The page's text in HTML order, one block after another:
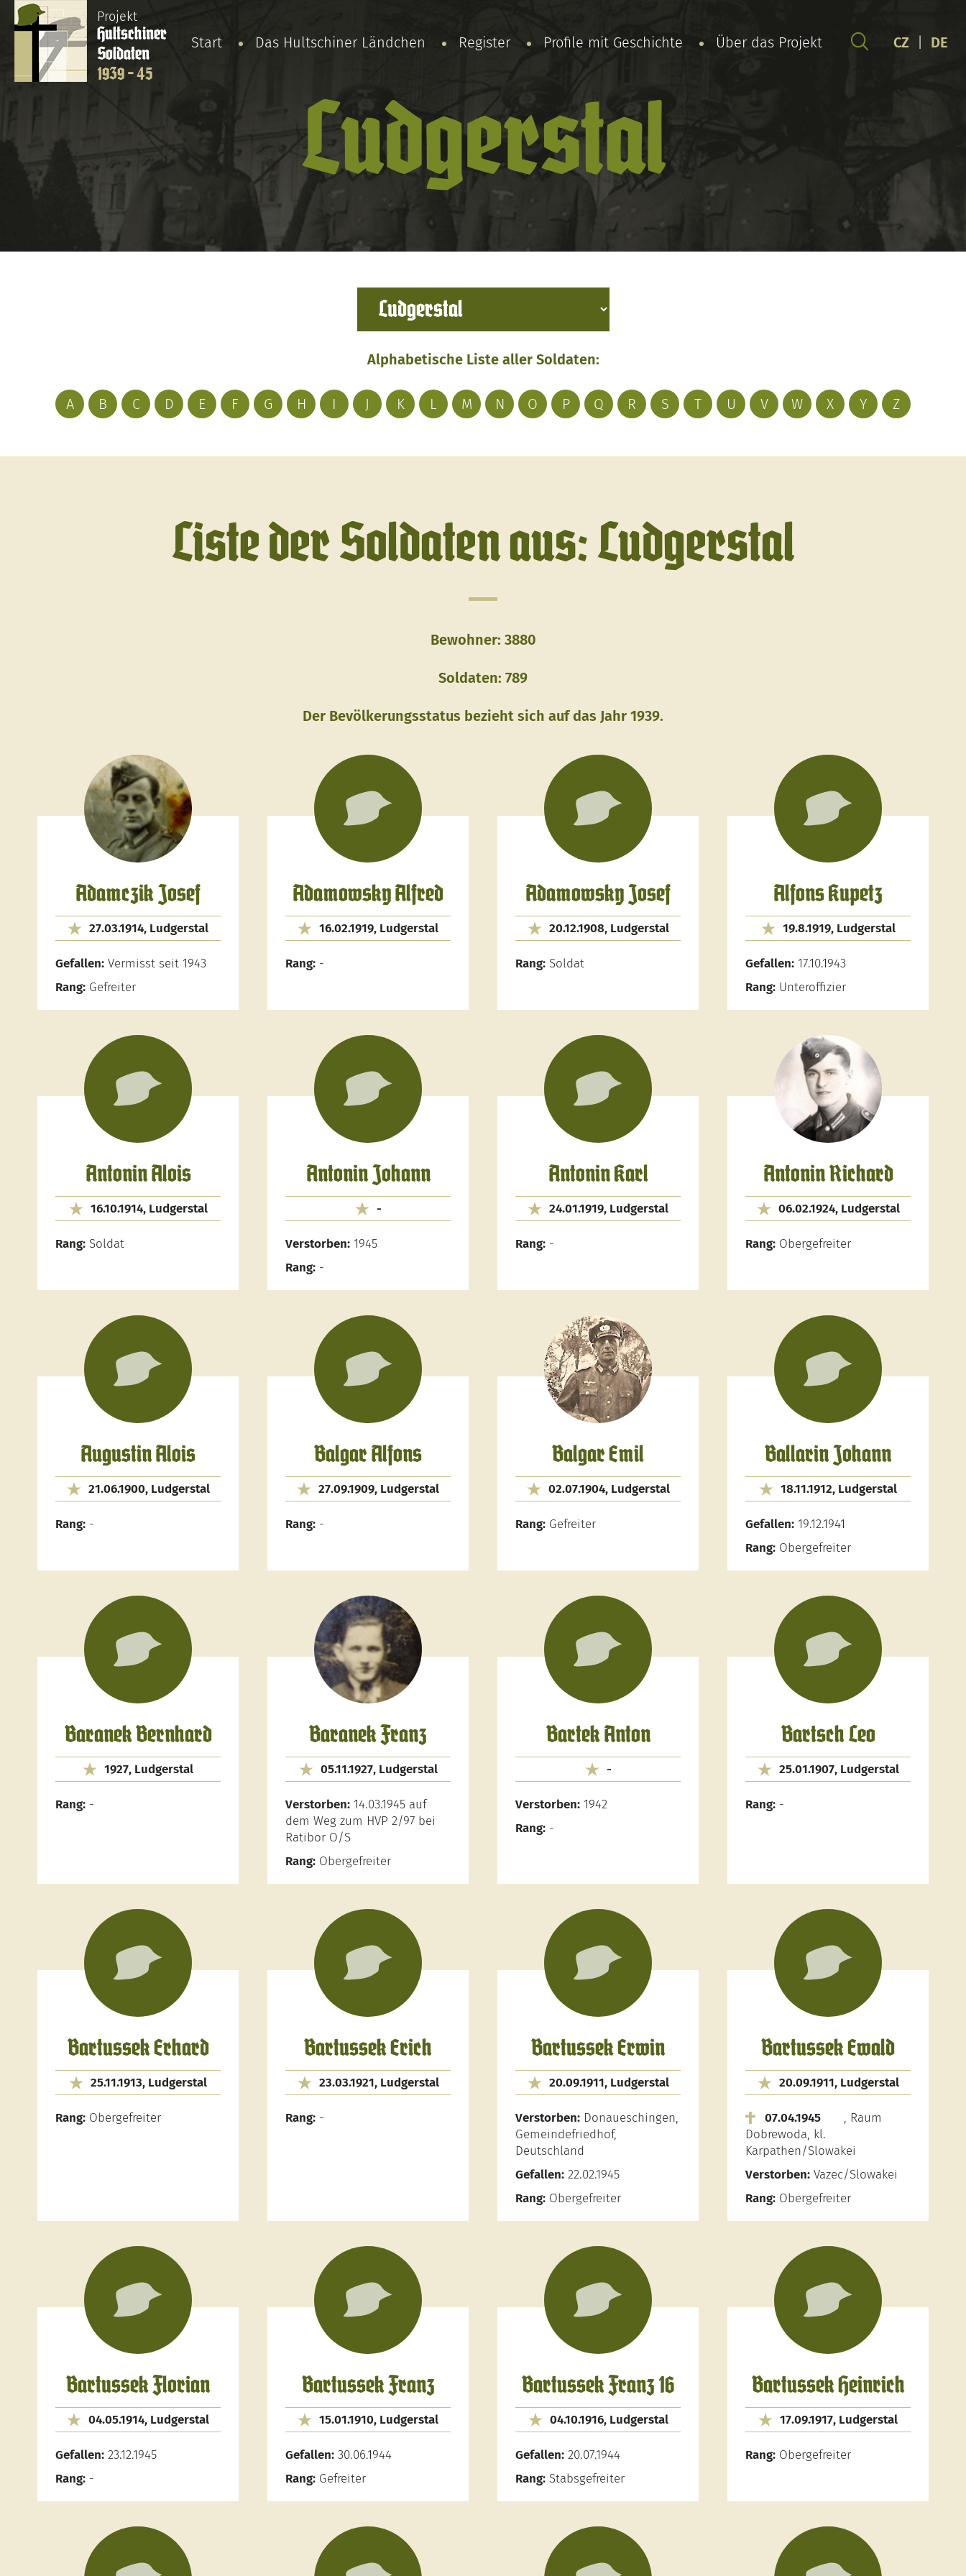
Projekt
Hultschiner
Soldaten
1939 - 45
Start Das Hultschiner Ländchen Register Profile mit Geschichte Über das Projekt CZ DE
Ludgerstal
Alphabetische Liste aller Soldaten:
A B C D E F G H I J K L M N O P Q R S T U V W X Y Z
Liste der Soldaten aus: Ludgerstal
Bewohner: 3880
Soldaten: 789
Der Bevölkerungsstatus bezieht sich auf das Jahr 1939.
Adamczik Josef
27.03.1914, Ludgerstal
Gefallen: Vermisst seit 1943
Rang: Gefreiter
Adamowsky Alfred
16.02.1919, Ludgerstal
Rang: -
Adamowsky Josef
20.12.1908, Ludgerstal
Rang: Soldat
Alfons Kupetz
19.8.1919, Ludgerstal
Gefallen: 17.10.1943
Rang: Unteroffizier
Antonin Alois
16.10.1914, Ludgerstal
Rang: Soldat
Antonin Johann
-
Verstorben: 1945
Rang: -
Antonin Karl
24.01.1919, Ludgerstal
Rang: -
Antonin Richard
06.02.1924, Ludgerstal
Rang: Obergefreiter
Augustin Alois
21.06.1900, Ludgerstal
Rang: -
Balgar Alfons
27.09.1909, Ludgerstal
Rang: -
Balgar Emil
02.07.1904, Ludgerstal
Rang: Gefreiter
Ballarin Johann
18.11.1912, Ludgerstal
Gefallen: 19.12.1941
Rang: Obergefreiter
Baranek Bernhard
1927, Ludgerstal
Rang: -
Baranek Franz
05.11.1927, Ludgerstal
Verstorben: 14.03.1945 auf
dem Weg zum HVP 2/97 bei
Ratibor O/S
Rang: Obergefreiter
Bartek Anton
-
Verstorben: 1942
Rang: -
Bartsch Leo
25.01.1907, Ludgerstal
Rang: -
Bartussek Erhard
25.11.1913, Ludgerstal
Rang: Obergefreiter
Bartussek Erich
23.03.1921, Ludgerstal
Rang: -
Bartussek Erwin
20.09.1911, Ludgerstal
Verstorben: Donaueschingen,
Gemeindefriedhof,
Deutschland
Gefallen: 22.02.1945
Rang: Obergefreiter
Bartussek Ewald
20.09.1911, Ludgerstal
07.04.1945
, Raum
Dobrewoda, kl.
Karpathen/Slowakei
Verstorben: Vazec/Slowakei
Rang: Obergefreiter
Bartussek Florian
04.05.1914, Ludgerstal
Gefallen: 23.12.1945
Rang: -
Bartussek Franz
15.01.1910, Ludgerstal
Gefallen: 30.06.1944
Rang: Gefreiter
Bartussek Franz 16
04.10.1916, Ludgerstal
Gefallen: 20.07.1944
Rang: Stabsgefreiter
Bartussek Heinrich
17.09.1917, Ludgerstal
Rang: Obergefreiter